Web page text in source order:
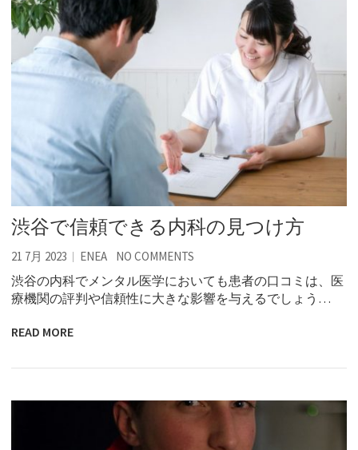
渋谷で信頼できる内科の見つけ方
21 7月 2023 ENEA NO COMMENTS
渋谷の内科でメンタル医学においても患者の口コミは、医
療機関の評判や信頼性に大きな影響を与えるでしょう…
READ MORE